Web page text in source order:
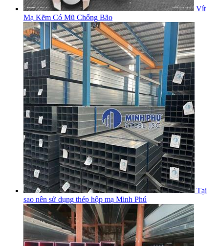
Vít
Mạ Kẽm Có Mũ Chống Bão
Tại
sao nên sử dụng thép hộp mạ Minh Phú